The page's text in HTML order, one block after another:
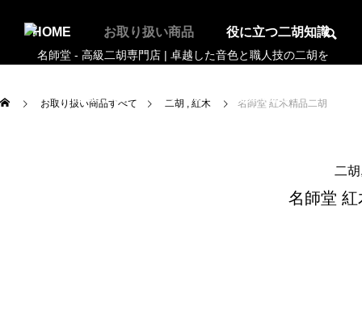
HOME お取り扱い商品 役に立つ二胡知識
お知らせ アクセス お問合せ
お取り扱い商品すべて 二胡 紅木 名師堂 紅木精品二胡
二胡
名師堂